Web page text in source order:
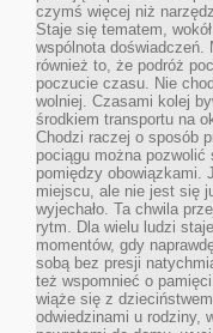
czymś więcej niż
Staje się tematem,
wspólnota doświadczeń.
również to, że podróż
poczucie czasu. Nie
wolniej. Czasami kolej
środkiem transportu na
Chodzi raczej o sposób
pociągu można pozwolić
pomiędzy obowiązkami.
miejscu, ale nie jest się
wyjechało. Ta chwila
rytm. Dla wielu ludzi
momentów, gdy
sobą bez presji
też wspomnieć o
wiąże się z
odwiedzinami u rodziny,